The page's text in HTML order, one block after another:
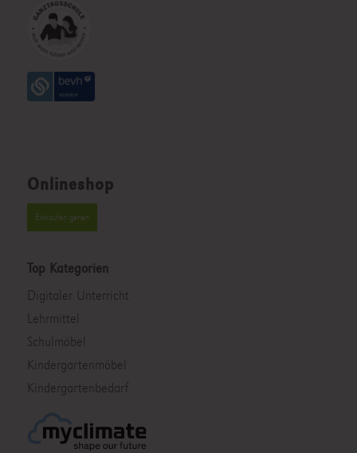
Onlineshop
Einkaufen gehen
Top Kategorien
Digitaler Unterricht
Lehrmittel
Schulmöbel
Kindergartenmöbel
Kindergartenbedarf